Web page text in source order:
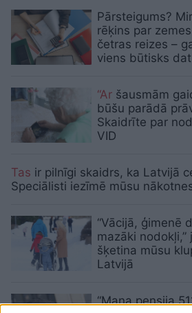
Pārsteigums?
rēķins par
četras reizes –
viens būtisks
“Ar šausmām
būšu parādā
Skaidrīte par
VID
Tas ir pilnīgi skaidrs, ka Latvijā
Speciālisti iezīmē mūsu
“Vācijā, ģimenē
mazāki
šķetina mūsu
Latvijā
“Mana pensija